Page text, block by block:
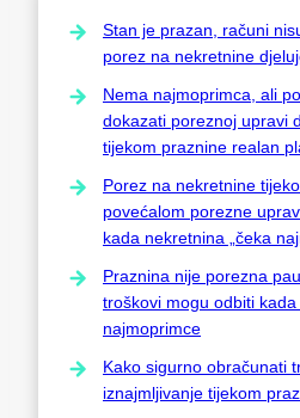
Stan je prazan, računi
porez na nekretnine
Nema najmoprimca, ali
dokazati poreznoj upravi
tijekom praznine realan
Porez na nekretnine
povećalom porezne
kada nekretnina „čeka
Praznina nije porezna
troškovi mogu odbiti
najmoprimce
Kako sigurno obračunati
iznajmljivanje tijekom